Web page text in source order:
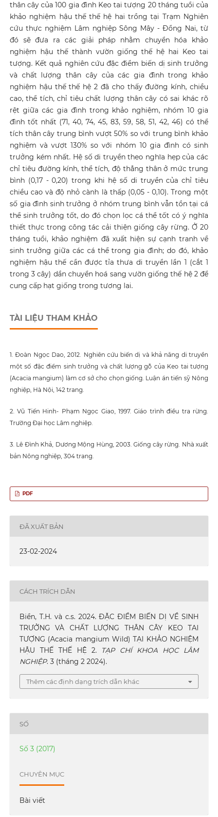
thân cây của 100 gia đình Keo tai tượng 20 tháng tuổi của
khảo nghiệm hậu thế thế hệ hai trồng tại Trạm Nghiên
cứu thực nghiệm Lâm nghiệp Sông Mây - Đồng Nai, từ
đó sẽ đưa ra các giải pháp nhằm chuyển hóa khảo
nghiệm hậu thế thành vườn giống thế hệ hai Keo tai
tượng. Kết quả nghiên cứu đặc điểm biến dị sinh trưởng
và chất lượng thân cây của các gia đình trong khảo
nghiệm hậu thế thế hệ 2 đã cho thấy đường kính, chiều
cao, thể tích, chỉ tiêu chất lượng thân cây có sai khác rõ
rệt giữa các gia đình trong khảo nghiệm, nhóm 10 gia
đình tốt nhất (71, 40, 74, 45, 83, 59, 58, 51, 42, 46) có thể
tích thân cây trung bình vượt 50% so với trung bình khảo
nghiệm và vượt 130% so với nhóm 10 gia đình có sinh
trưởng kém nhất. Hệ số di truyền theo nghĩa hẹp của các
chỉ tiêu đường kính, thể tích, độ thẳng thân ở mức trung
bình (0,17 - 0,20) trong khi hệ số di truyền của chỉ tiêu
chiều cao và độ nhỏ cành là thấp (0,05 - 0,10). Trong một
số gia đình sinh trưởng ở nhóm trung bình vẫn tồn tại cá
thể sinh trưởng tốt, do đó chọn lọc cá thể tốt có ý nghĩa
thiết thực trong công tác cải thiện giống cây rừng. Ở 20
tháng tuổi, khảo nghiệm đã xuất hiện sự cạnh tranh về
sinh trưởng giữa các cá thể trong gia đình; do đó, khảo
nghiệm hậu thế cần được tỉa thưa di truyền lần 1 (cắt 1
trong 3 cây) dần chuyển hoá sang vườn giống thế hệ 2 để
cung cấp hạt giống trong tương lai.
TÀI LIỆU THAM KHẢO
1. Đoàn Ngọc Dao, 2012. Nghiên cứu biến dị và khả năng di truyền
một số đặc điểm sinh trưởng và chất lượng gỗ của Keo tai tượng
(Acacia mangium) làm cơ sở cho chọn giống. Luận án tiến sỹ Nông
nghiệp, Hà Nội, 142 trang.
2. Vũ Tiến Hinh- Phạm Ngọc Giao, 1997. Giáo trình điều tra rừng.
Trường Đại học Lâm nghiệp.
3. Lê Đình Khả, Dương Mộng Hùng, 2003. Giống cây rừng. Nhà xuất
bản Nông nghiệp, 304 trang.
PDF
ĐÃ XUẤT BẢN
23-02-2024
CÁCH TRÍCH DẪN
Biển, T.H. và c.s. 2024. ĐẶC ĐIỂM BIẾN DỊ VỀ SINH
TRƯỞNG VÀ CHẤT LƯỢNG THÂN CÂY KEO TAI
TƯỢNG (Acacia mangium Wild) TẠI KHẢO NGHIỆM
HẬU THẾ THẾ HỆ 2. TẠP CHÍ KHOA HỌC LÂM
NGHIỆP. 3 (tháng 2 2024).
Thêm các định dạng trích dẫn khác
SỐ
Số 3 (2017)
CHUYÊN MỤC
Bài viết